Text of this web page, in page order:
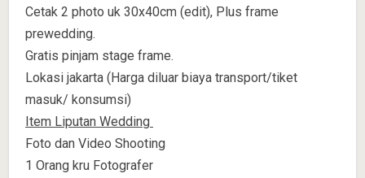
Cetak 2 photo uk 30x40cm (edit), Plus frame
prewedding.
Gratis pinjam stage frame.
Lokasi jakarta (Harga diluar biaya transport/tiket
masuk/ konsumsi)
Item Liputan Wedding
Foto dan Video Shooting
1 Orang kru Fotografer